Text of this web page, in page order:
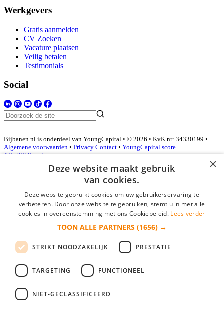
Werkgevers
Gratis aanmelden
CV Zoeken
Vacature plaatsen
Veilig betalen
Testimonials
Social
Bijbanen.nl is onderdeel van YoungCapital • © 2026 • KvK nr: 34330199 •
Algemene voorwaarden • Privacy Contact • YoungCapital score
4.3 - 3366 reviews
Inloggen als bedrijf
*
login gegevens onthouden
login
Bedrijf aanmelden
×
Deze website maakt gebruik
van cookies.
Deze website gebruikt cookies om uw gebruikerservaring te
verbeteren. Door onze website te gebruiken, stemt u in met alle
cookies in overeenstemming met ons Cookiebeleid. Lees verder
TOON ALLE PARTNERS (1656) →
STRIKT NOODZAKELIJK PRESTATIE
TARGETING FUNCTIONEEL
NIET-GECLASSIFICEERD